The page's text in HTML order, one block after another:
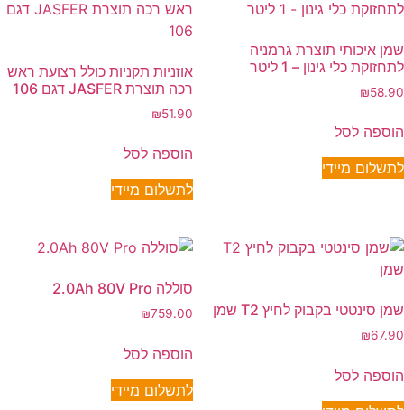
שמן איכותי תוצרת גרמניה
לתחזוקת כלי גינון – 1 ליטר
₪58.90
הוספה לסל
לתשלום מיידי
אוזניות תקניות כולל רצועת ראש
רכה תוצרת JASFER דגם 106
₪51.90
הוספה לסל
לתשלום מיידי
שמן סינטטי בקבוק לחיץ T2 שמן
₪67.90
הוספה לסל
סוללה 2.0Ah 80V Pro
₪759.00
הוספה לסל
לתשלום מיידי